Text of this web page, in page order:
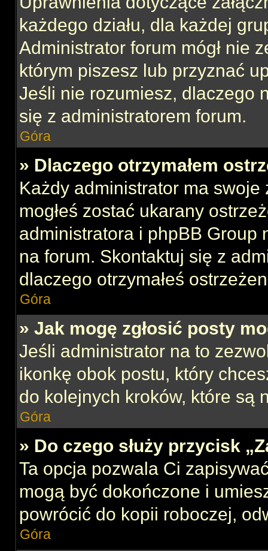
każdego działu, dla każdej
Administrator forum mógł nie
którym piszesz lub przyznać
Jeśli nie rozumiesz, dlaczego
się z administratorem forum.
Góra
» Dlaczego otrzymałem
Każdy administrator ma swoje
mogłeś zostać ukarany
administratora i phpBB Group
na forum. Skontaktuj się z
dlaczego otrzymałeś
Góra
» Jak mogę zgłosić posty
Jeśli administrator na to
ikonkę obok postu, który
do kolejnych kroków, które są
Góra
» Do czego służy przycisk
Ta opcja pozwala Ci
mogą być dokończone i
powrócić do kopii roboczej,
Góra